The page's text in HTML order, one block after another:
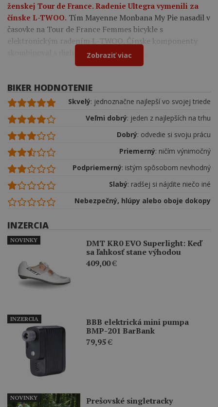
ženskej Tour de France. Radenie Ultegra vymenili za
čínske L-TWOO. Tím Mayenne Monbana My Pie nasadil v
časovke na Tour de France Femmes bicykle s
elektronickým radením L-TWOO. Čínske komponenty
skombinoval s dielmi Shimano a Cybrei.
Zobraziť viac
BIKER HODNOTENIE
Skvelý: jednoznačne najlepší vo svojej triede
Veľmi dobrý: jeden z najlepších na trhu
Dobrý: odvedie si svoju prácu
Priemerný: ničím výnimočný
Podpriemerný: istým spôsobom nevhodný
Slabý: radšej si nájdite niečo iné
Nebezpečný, hlúpy alebo oboje dokopy
INZERCIA
DMT KR0 EVO Superlight: Keď
sa ľahkosť stane výhodou
409,00€
NOVINKY
BBB elektrická mini pumpa
BMP-201 BarBank
79,95€
INZERCIA
Prešovské singletracky
NOVINKY